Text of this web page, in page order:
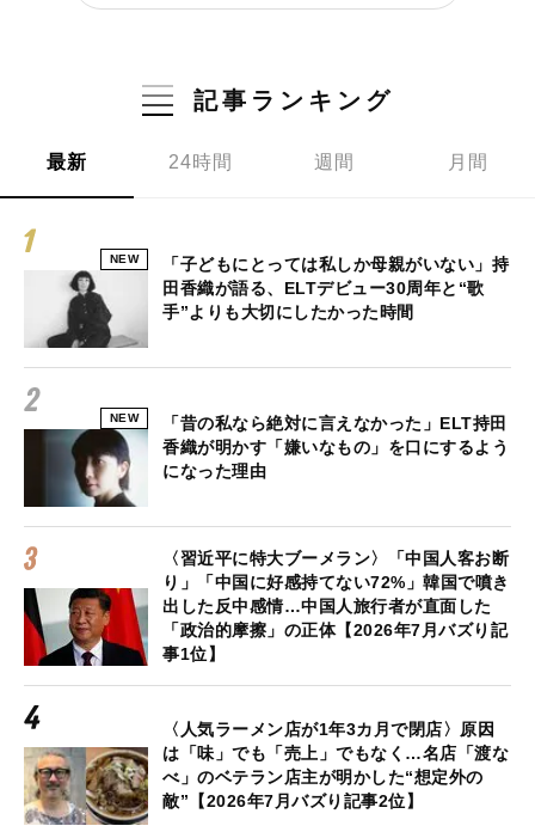
記事ランキング
最新 24時間 週間 月間
NEW
「子どもにとっては私しか母親がいない」持
田香織が語る、ELTデビュー30周年と“歌
手”よりも大切にしたかった時間
NEW
「昔の私なら絶対に言えなかった」ELT持田
香織が明かす「嫌いなもの」を口にするよう
になった理由
〈習近平に特大ブーメラン〉「中国人客お断
り」「中国に好感持てない72%」韓国で噴き
出した反中感情…中国人旅行者が直面した
「政治的摩擦」の正体【2026年7月バズり記
事1位】
〈人気ラーメン店が1年3カ月で閉店〉原因
は「味」でも「売上」でもなく…名店「渡な
べ」のベテラン店主が明かした“想定外の
敵”【2026年7月バズり記事2位】